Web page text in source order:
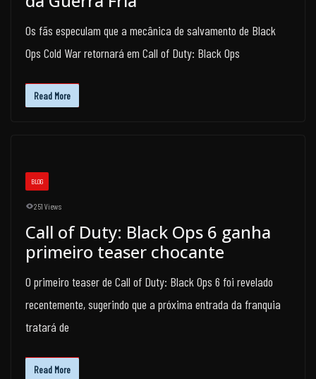
Os fãs especulam que a mecânica de salvamento de Black
Ops Cold War retornará em Call of Duty: Black Ops
Read More
BLOG
251 Views
Call of Duty: Black Ops 6 ganha
primeiro teaser chocante
O primeiro teaser de Call of Duty: Black Ops 6 foi revelado
recentemente, sugerindo que a próxima entrada da franquia
tratará de
Read More